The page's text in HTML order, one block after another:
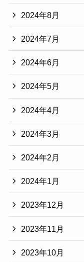
2024年8月
2024年7月
2024年6月
2024年5月
2024年4月
2024年3月
2024年2月
2024年1月
2023年12月
2023年11月
2023年10月